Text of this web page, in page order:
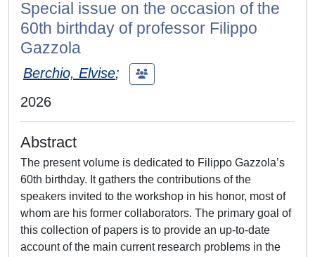
Special issue on the occasion of the
60th birthday of professor Filippo
Gazzola
Berchio, Elvise;
2026
Abstract
The present volume is dedicated to Filippo Gazzola’s
60th birthday. It gathers the contributions of the
speakers invited to the workshop in his honor, most of
whom are his former collaborators. The primary goal of
this collection of papers is to provide an up-to-date
account of the main current research problems in the